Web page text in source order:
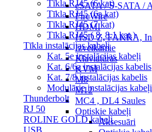
Tīkla RJ45 (6 kat)
Tīkla RJ45 (6a kat)
Tīkla RJ45 (7 kat)
Tīkla RJ45 ( 8, 8.1 kat.)
Tīkla instalācijas kabeļi
Kat. 5e instalācijas kabeļi
Kat. 6/6a instalācijas kabelis
Kat. 7/8 instalācijas kabelis
Modulārie instalācijas kabeļi
Thunderbolt
RJ 50
ROLINE GOLD kabeļi
USB
eSATA / S-SATA /
FireWire
HDMI
HSD Z, FAKRA,
Izvelkamie
Klaviatūras
KVM
M8
M12
MC4 , DL4 Saules
Optiskie kabeļi
Aksesuāri